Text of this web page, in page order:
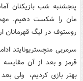
پنجشنبه شب بازیکنان
مان را شکست دهیم.
روستوف در لیگ قهرمانان
سرمربی منچستریونایتد
قرمز و بعد از آن مقایسه
بهتر بازی کردیم، ولی